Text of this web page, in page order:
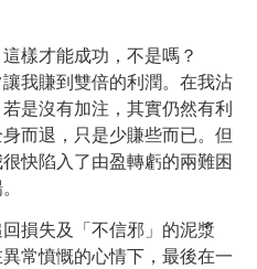
樣才能成功，不是嗎？
我賺到雙倍的利潤。在我沾
是沒有加注，其實仍然有利
而退，只是少賺些而已。但
快陷入了由盈轉虧的兩難困
損失及「不信邪」的泥漿
常憤慨的心情下，最後在一